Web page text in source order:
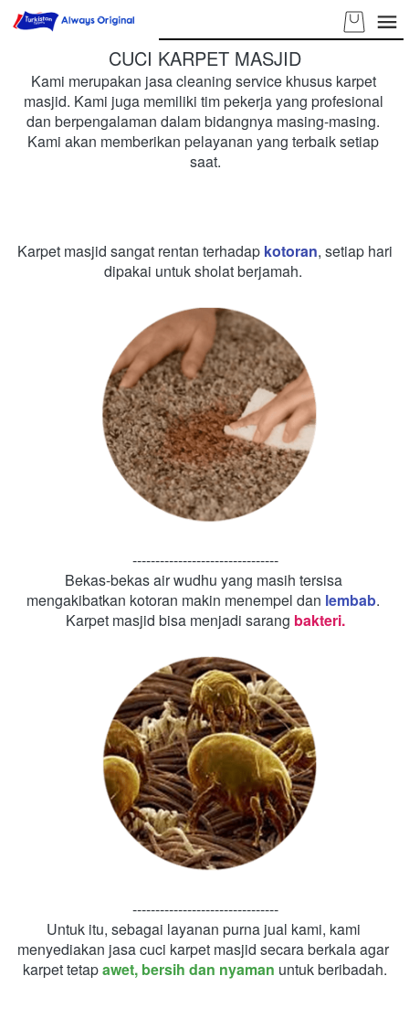
CUCI KARPET MASJID
Kami merupakan jasa cleaning service khusus karpet
masjid. Kami juga memiliki tim pekerja yang profesional
dan berpengalaman dalam bidangnya masing-masing.
Kami akan memberikan pelayanan yang terbaik setiap
saat.
Karpet masjid sangat rentan terhadap kotoran, setiap hari
dipakai untuk sholat berjamah.
--------------------------------
Bekas-bekas air wudhu yang masih tersisa
mengakibatkan kotoran makin menempel dan lembab.
Karpet masjid bisa menjadi sarang bakteri.
--------------------------------
Untuk itu, sebagai layanan purna jual kami, kami
menyediakan jasa cuci karpet masjid secara berkala agar
karpet tetap awet, bersih dan nyaman untuk beribadah.